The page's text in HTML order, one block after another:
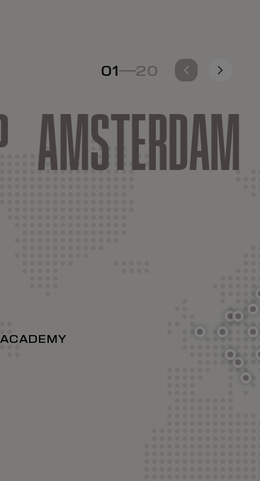
01- 20
AMSTERDAM